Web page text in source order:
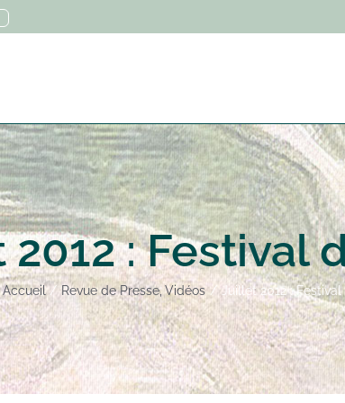
: Festival
Accueil Revue de Presse Vidéos Juillet 2012 : Festival